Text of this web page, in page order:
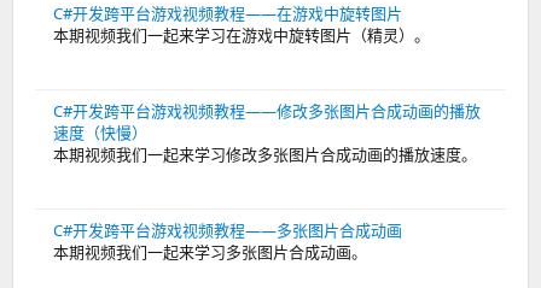
C#开发跨平台游戏视频教程——在游戏中旋转图片
本期视频我们一起来学习在游戏中旋转图片（精灵）。
C#开发跨平台游戏视频教程——修改多张图片合成动画的播放
速度（快慢）
本期视频我们一起来学习修改多张图片合成动画的播放速度。
C#开发跨平台游戏视频教程——多张图片合成动画
本期视频我们一起来学习多张图片合成动画。